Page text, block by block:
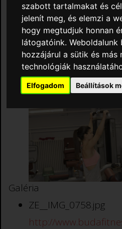
szabott tartalmakat és
jelenít meg, és elemzi a
hogy megtudjuk honnan
látogatóink. Weboldalunk
hozzájárul a sütik és más
technológiák
Elfogadom Beállítások
Galéria
ZE__IMG_0758.jpg
http://